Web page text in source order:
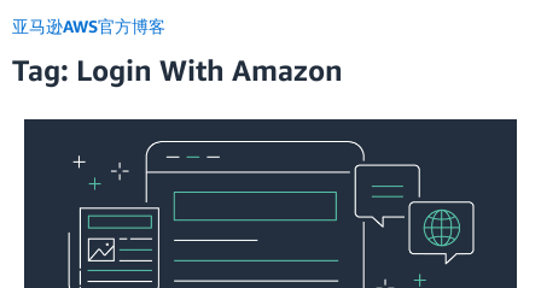
首页
版本
亚马逊AWS官方博客
Tag: Login With Amazon